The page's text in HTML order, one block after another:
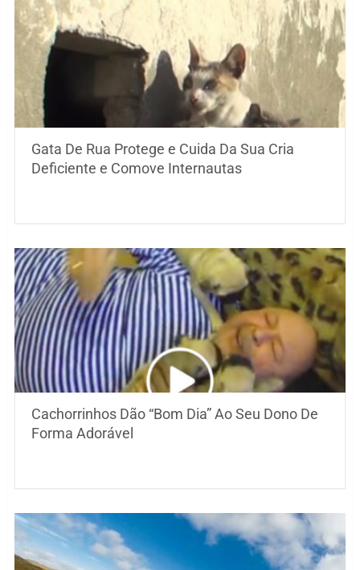
Gata De Rua Protege e Cuida Da Sua Cria
Deficiente e Comove Internautas
Cachorrinhos Dão “Bom Dia” Ao Seu Dono De
Forma Adorável